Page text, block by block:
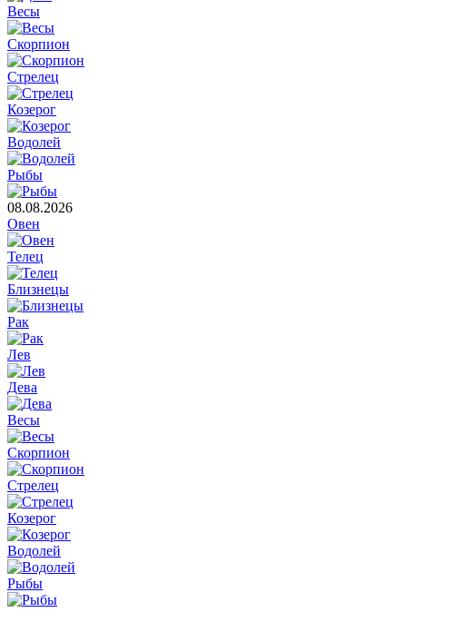
Весы
Скорпион
Стрелец
Козерог
Водолей
Рыбы
08.08.2026
Овен
Телец
Близнецы
Рак
Лев
Дева
Весы
Скорпион
Стрелец
Козерог
Водолей
Рыбы